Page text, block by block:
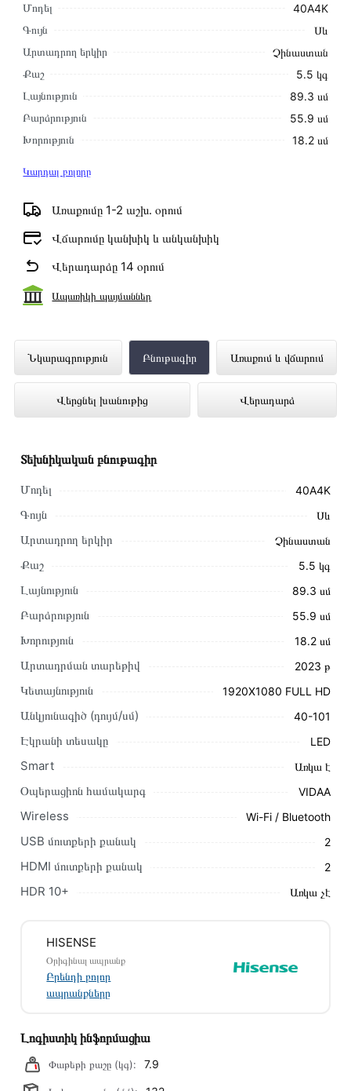
Մոդել
40A4K
Գույն
Սև
Արտադրող երկիր
Չինաստան
Քաշ
5․5 կգ
Լայնություն
89․3 սմ
Բարձրություն
55․9 սմ
Խորություն
18․2 սմ
Կարդալ բոլորը
Առաքումը 1-2 աշխ․ օրում
Վճարումը կանխիկ և անկանխիկ
Վերադարձը 14 օրում
Ապառիկի պայմաններ
Նկարագրություն Բնութագիր Առաքում և վճարում
Վերցնել խանութից Վերադարձ
Հեռուստացույց HISENSE 40A4K
ներկայացված է Technomix առցանց
խանութում լավագույն գնով 145 000 դրամ
Այս ապրանքը գնելու համար սեղմեք
«Ավելացնել
զամբյուղին»
Կարող եք նաև պատվիրել՝ զանգահարելով կայքում նշված
կոնտակտային համարներին։
Կայքում տվյալ ապրանքի՝ Հեռուստացույց HISENSE 40A4K
առաքման և վճարման պայմանները վավեր են և իրական են
Մեր պրոֆեսիոնալ մենեջերները կմշակեն պատվերը և
կկապվեն ձեզ հետ՝ համաձայնեցնելու առաքման
պայմանները։ Նախքան առցանց պատվեր տեղադրելը,
խորհուրդ ենք տալիս կարդալ նկարագրությունը,
Տվյալ ապրանքը սետիֆիկացված է և համպատասխանում է
բոլոր ստանդարտներին։ Գնված ապրանքի վերադարձը
կատարվում է 14 օրվա ընթացքում:
Տեխնիկական բնութագիր
Մոդել 40A4K
Գույն Սև
Արտադրող երկիր Չինաստան
Քաշ 5․5 կգ
Լայնություն 89․3 սմ
Բարձրություն 55․9 սմ
Խորություն 18․2 սմ
Արտադրման տարեթիվ 2023 թ
Կետայնություն 1920X1080 FULL HD
Անկյունագիծ (դույմ/սմ) 40-101
Էկրանի տեսակը LED
Smart Առկա է
Օպերացիոն համակարգ VIDAA
Wireless Wi-Fi / Bluetooth
USB մուտքերի քանակ 2
HDMI մուտքերի քանակ 2
HDR 10+ Առկա չէ
HISENSE
Օրիգինալ ապրանք
Բրենդի բոլոր
ապրանքները
Լոգիստիկ ինֆորմացիա
Փաթեթի քաշը (կգ): 7.9